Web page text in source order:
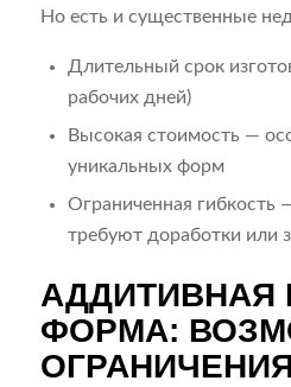
Но есть и существенные
Длительный срок
рабочих дней)
Высокая стоимость —
уникальных форм
Ограниченная гибкость
требуют доработки или
АДДИТИВНАЯ
ФОРМА: